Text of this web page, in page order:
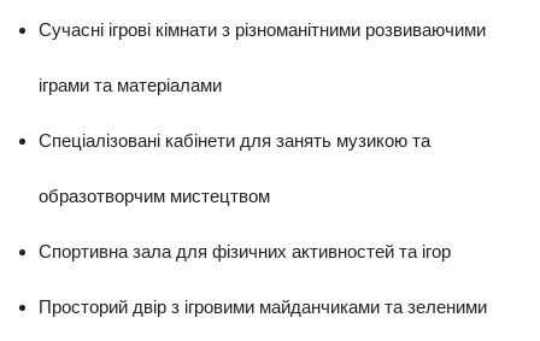
Сучасні ігрові кімнати з різноманітними розвиваючими
іграми та матеріалами
Спеціалізовані кабінети для занять музикою та
образотворчим мистецтвом
Спортивна зала для фізичних активностей та ігор
Просторий двір з ігровими майданчиками та зеленими